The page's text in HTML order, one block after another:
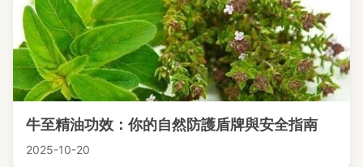
牛至精油功效：你的自然防護盾牌與安全指南
2025-10-20